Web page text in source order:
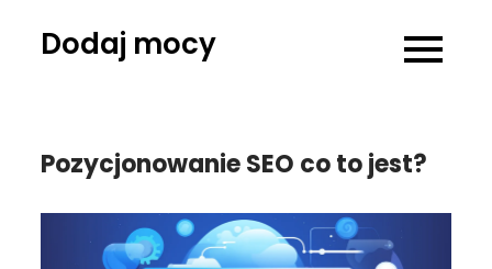
Dodaj mocy
Pozycjonowanie SEO co to jest?